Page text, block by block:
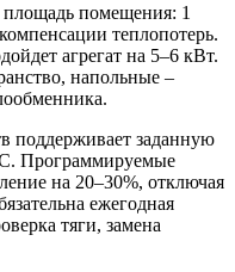
помещения: 1
теплопотерь.
агрегат на 5–6 кВт.
напольные –
поддерживает заданную
Программируемые
на 20–30%, отключая
ежегодная
тяги, замена